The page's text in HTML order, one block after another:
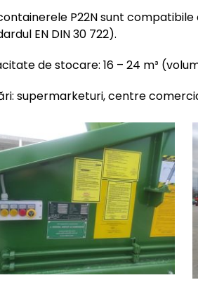
P22N sunt
EN DIN 30 722).
de stocare: 16 – 24 m³
supermarketuri, centre